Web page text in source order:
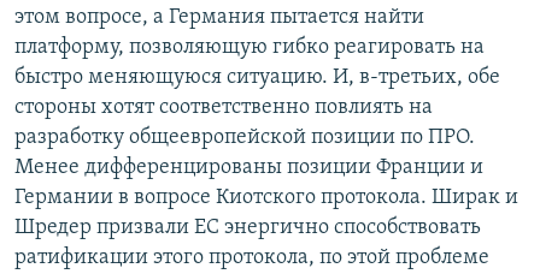
этом вопросе, а Германия пытается найти
платформу, позволяющую гибко реагировать на
быстро меняющуюся ситуацию. И, в-третьих, обе
стороны хотят соответственно повлиять на
разработку общеевропейской позиции по ПРО.
Менее дифференцированы позиции Франции и
Германии в вопросе Киотского протокола. Ширак и
Шредер призвали ЕС энергично способствовать
ратификации этого протокола, по этой проблеме